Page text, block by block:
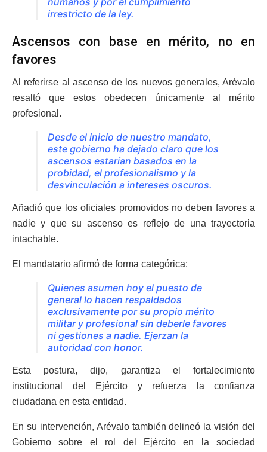
irrestricto de la ley.
Ascensos con base en mérito, no en
favores
Al referirse al ascenso de los nuevos generales, Arévalo
resaltó que estos obedecen únicamente al mérito
profesional.
Desde el inicio de nuestro mandato,
este gobierno ha dejado claro que los
ascensos estarían basados en la
probidad, el profesionalismo y la
desvinculación a intereses oscuros.
Añadió que los oficiales promovidos no deben favores a
nadie y que su ascenso es reflejo de una trayectoria
intachable.
El mandatario afirmó de forma categórica:
Quienes asumen hoy el puesto de
general lo hacen respaldados
exclusivamente por su propio mérito
militar y profesional sin deberle favores
ni gestiones a nadie. Ejerzan la
autoridad con honor.
Esta postura, dijo, garantiza el fortalecimiento
institucional del Ejército y refuerza la confianza
ciudadana en esta entidad.
En su intervención, Arévalo también delineó la visión del
Gobierno sobre el rol del Ejército en la sociedad